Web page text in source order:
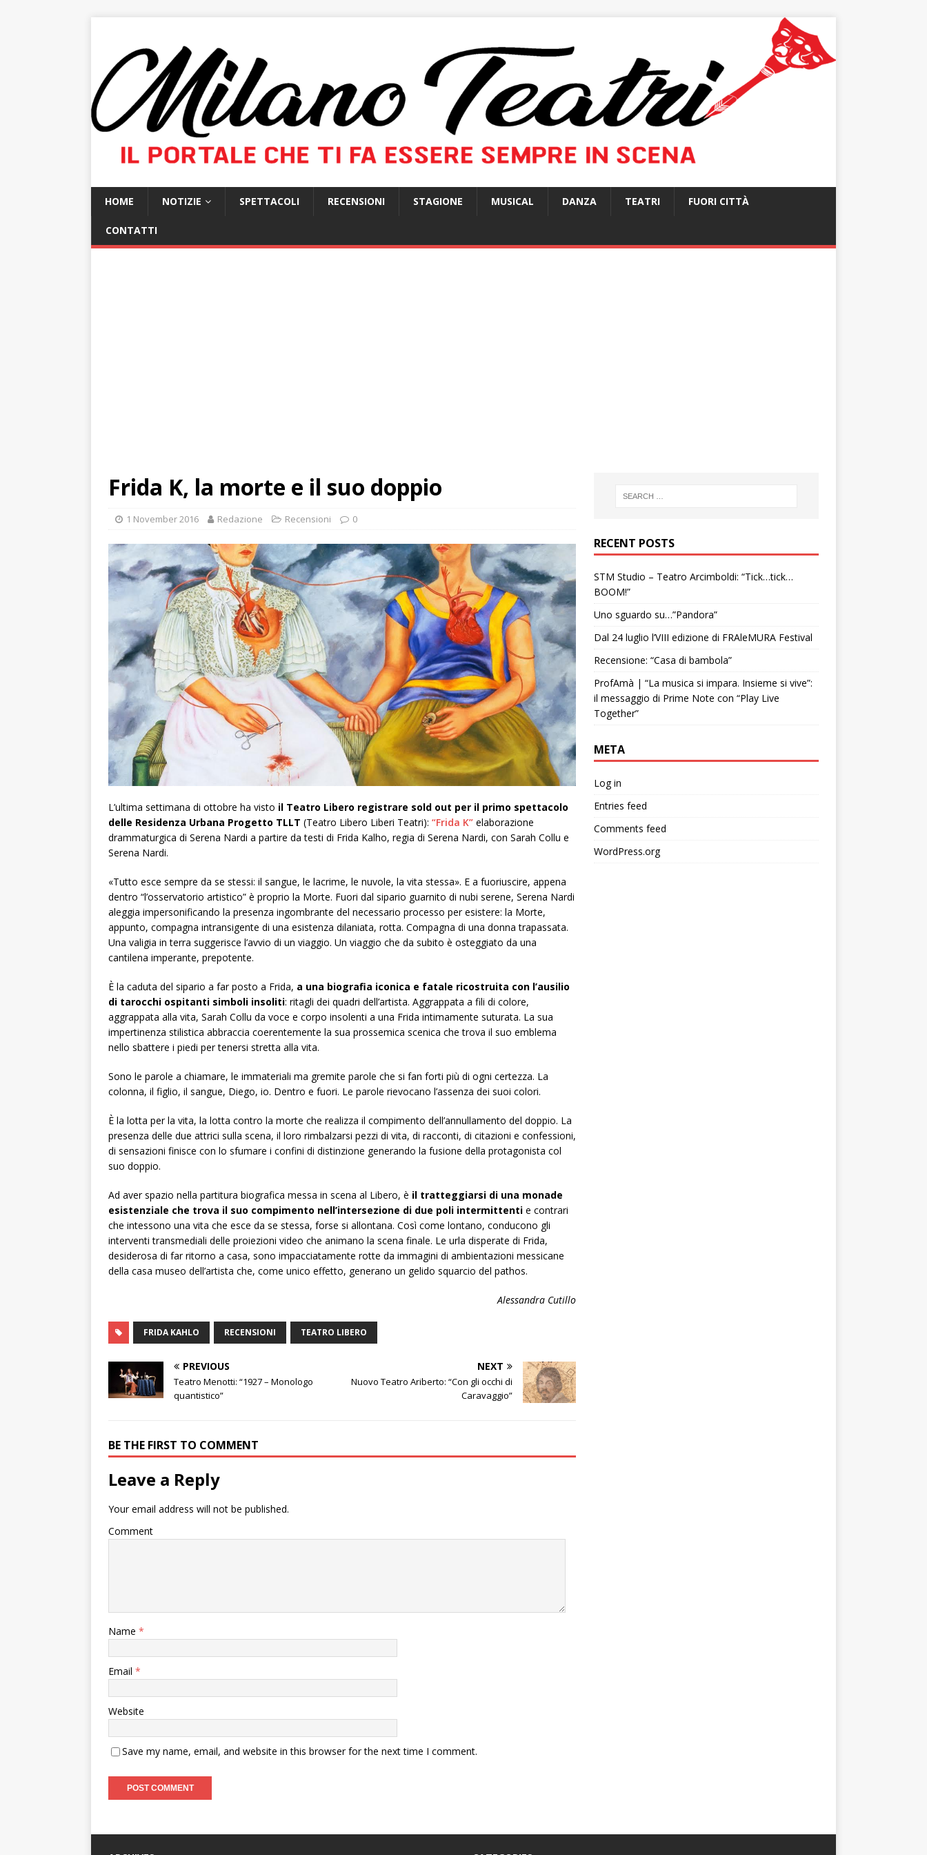
HOME NOTIZIE SPETTACOLI RECENSIONI STAGIONE MUSICAL DANZA TEATRI FUORI CITTÀ
CONTATTI
Frida K, la morte e il suo doppio
1 November 2016 Redazione Recensioni 0
L’ultima settimana di ottobre ha visto il Teatro Libero registrare sold out per il primo spettacolo
delle Residenza Urbana Progetto TLLT (Teatro Libero Liberi Teatri): “Frida K” elaborazione
drammaturgica di Serena Nardi a partire da testi di Frida Kalho, regia di Serena Nardi, con Sarah Collu e
Serena Nardi.
«Tutto esce sempre da se stessi: il sangue, le lacrime, le nuvole, la vita stessa». E a fuoriuscire, appena
dentro “l’osservatorio artistico” è proprio la Morte. Fuori dal sipario guarnito di nubi serene, Serena Nardi
aleggia impersonificando la presenza ingombrante del necessario processo per esistere: la Morte,
appunto, compagna intransigente di una esistenza dilaniata, rotta. Compagna di una donna trapassata.
Una valigia in terra suggerisce l’avvio di un viaggio. Un viaggio che da subito è osteggiato da una
cantilena imperante, prepotente.
È la caduta del sipario a far posto a Frida, a una biografia iconica e fatale ricostruita con l’ausilio
di tarocchi ospitanti simboli insoliti: ritagli dei quadri dell’artista. Aggrappata a fili di colore,
aggrappata alla vita, Sarah Collu da voce e corpo insolenti a una Frida intimamente suturata. La sua
impertinenza stilistica abbraccia coerentemente la sua prossemica scenica che trova il suo emblema
nello sbattere i piedi per tenersi stretta alla vita.
Sono le parole a chiamare, le immateriali ma gremite parole che si fan forti più di ogni certezza. La
colonna, il figlio, il sangue, Diego, io. Dentro e fuori. Le parole rievocano l’assenza dei suoi colori.
È la lotta per la vita, la lotta contro la morte che realizza il compimento dell’annullamento del doppio. La
presenza delle due attrici sulla scena, il loro rimbalzarsi pezzi di vita, di racconti, di citazioni e confessioni,
di sensazioni finisce con lo sfumare i confini di distinzione generando la fusione della protagonista col
suo doppio.
Ad aver spazio nella partitura biografica messa in scena al Libero, è il tratteggiarsi di una monade
esistenziale che trova il suo compimento nell’intersezione di due poli intermittenti e contrari
che intessono una vita che esce da se stessa, forse si allontana. Così come lontano, conducono gli
interventi transmediali delle proiezioni video che animano la scena finale. Le urla disperate di Frida,
desiderosa di far ritorno a casa, sono impacciatamente rotte da immagini di ambientazioni messicane
della casa museo dell’artista che, come unico effetto, generano un gelido squarcio del pathos.
Alessandra Cutillo
FRIDA KAHLO RECENSIONI TEATRO LIBERO
PREVIOUS
Teatro Menotti: “1927 – Monologo
quantistico”
NEXT
Nuovo Teatro Ariberto: “Con gli occhi di
Caravaggio”
BE THE FIRST TO COMMENT
Leave a Reply
Your email address will not be published.
Comment
Name *
Email *
Website
Save my name, email, and website in this browser for the next time I comment.
RECENT POSTS
STM Studio – Teatro Arcimboldi: “Tick…tick…
BOOM!”
Uno sguardo su…”Pandora”
Dal 24 luglio l’VIII edizione di FRAleMURA Festival
Recensione: “Casa di bambola”
ProfAmà | “La musica si impara. Insieme si vive”:
il messaggio di Prime Note con “Play Live
Together”
META
Log in
Entries feed
Comments feed
WordPress.org